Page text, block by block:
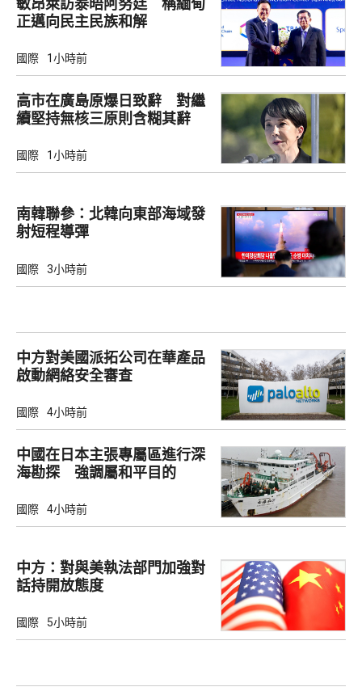
敏昂萊訪泰晤阿努廷 稱緬甸
正邁向民主民族和解
國際 1小時前
高市在廣島原爆日致辭 對繼
續堅持無核三原則含糊其辭
國際 1小時前
南韓聯參：北韓向東部海域發
射短程導彈
國際 3小時前
中方對美國派拓公司在華產品
啟動網絡安全審查
國際 4小時前
中國在日本主張專屬區進行深
海勘探 強調屬和平目的
國際 4小時前
中方：對與美執法部門加強對
話持開放態度
國際 5小時前